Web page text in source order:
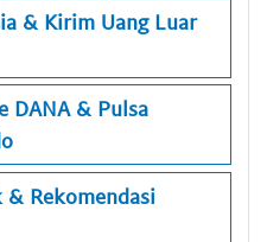
& Kirim Uang Luar
DANA & Pulsa
Rekomendasi